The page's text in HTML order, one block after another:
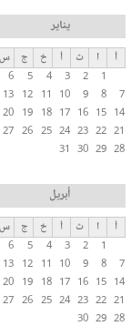
ب
ا
ت
ا
ل
أ
س
ا
س
ي
ة
يناير
أ ا ث أ خ ج
س
1
2
3
4
5
6
7
8
9
10
11
12
13
14
15
16
17
18
19
20
21
22
23
24
25
26
27
28
29
30
31
أبريل
أ ا ث أ خ ج
س
1
2
3
4
5
6
7
8
9
10
11
12
13
14
15
16
17
18
19
20
21
22
23
24
25
26
27
28
29
30